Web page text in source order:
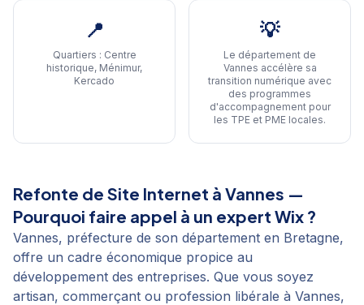
📍
Quartiers : Centre
historique, Ménimur,
Kercado
💡
Le département de
Vannes accélère sa
transition numérique avec
des programmes
d'accompagnement pour
les TPE et PME locales.
Refonte de Site Internet à Vannes —
Pourquoi faire appel à un expert Wix ?
Vannes, préfecture de son département en Bretagne,
offre un cadre économique propice au
développement des entreprises. Que vous soyez
artisan, commerçant ou profession libérale à Vannes,